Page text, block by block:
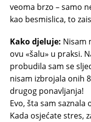
veoma brzo – samo
kao besmislica, to
Kako djeluje: Nisam
ovu «šalu» u praksi.
probudila sam se
nisam izbrojala onih
drugog ponavljanja!
Evo, šta sam saznala
Kada osjećate stres,